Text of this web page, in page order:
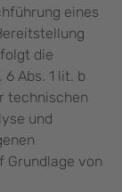
eines
die
Abs. 1 lit. b
technischen
und
Grundlage von